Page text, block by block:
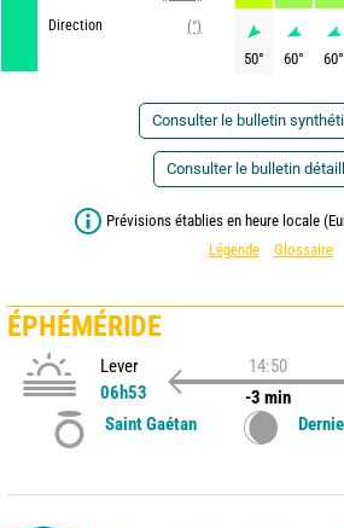
Direction
(°)
50° 60° 60°
Consulter le bulletin
Consulter le bulletin
Prévisions établies en heure locale
Légende
Glossaire
ÉPHÉMÉRIDE
Lever
06h53
14:50
-3 min
Saint Gaétan